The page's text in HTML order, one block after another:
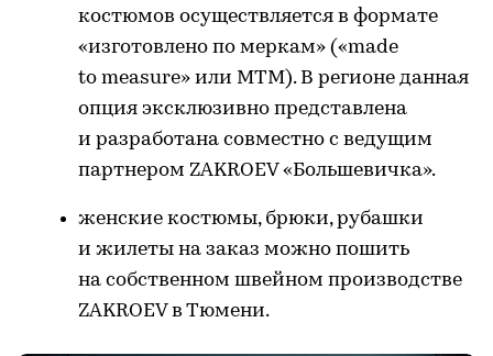
костюмов осуществляется в формате
«изготовлено по меркам» («made
to measure» или МТМ). В регионе данная
опция эксклюзивно представлена
и разработана совместно с ведущим
партнером ZAKROEV «Большевичка».
женские костюмы, брюки, рубашки
и жилеты на заказ можно пошить
на собственном швейном производстве
ZAKROEV в Тюмени.